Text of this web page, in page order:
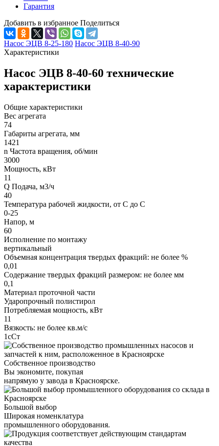
Гарантия
Добавить в избранное Поделиться
Насос ЭЦВ 8-25-180 Насос ЭЦВ 8-40-90
Характеристики
Насос ЭЦВ 8-40-60 технические
характеристики
Общие характеристики
Вес агрегата
74
Габариты агрегата, мм
1421
n Частота вращения, об/мин
3000
Мощность, кВт
11
Q Подача, м3/ч
40
Температура рабочей жидкости, от С до С
0-25
Напор, м
60
Исполнение по монтажу
вертикальный
Объемная концентрация твердых фракций: не более %
0,01
Содержание твердых фракций размером: не более мм
0,1
Материал проточной части
Ударопрочный полистирол
Потребляемая мощность, кВт
11
Вязкость: не более кв.м/с
1сСт
Собственное производство
Вы экономите, покупая
напрямую у завода в Красноярске.
Большой выбор
Широкая номенклатура
промышленного оборудования.